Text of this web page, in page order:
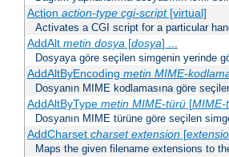
Action action-type cgi-script[virtual]
Activates a CGI script for a particular
AddAlt metin dosya[dosya] ...
Dosyaya göre seçilen simgenin yerinde
AddAltByEncoding metin MIME-
Dosyanın MIME kodlamasına göre
AddAltByType metin MIME-türü[MIME-
Dosyanın MIME türüne göre seçilen
AddCharset charset extension[
Maps the given filename extensions to